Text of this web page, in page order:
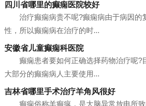
四川省哪里的癫痫医院较好
治疗癫痫病贵不呢?癫痫病由于病因的
性，所以癫痫病在治疗的时...
安徽省儿童癫痫科医院
癫痫患者要如何正确选择药物治疗呢?
大部分的癫痫病人主要使用...
吉林省哪里手术治疗羊角风很好
癫痫俗称羊癫疯，是大脑异常放电所